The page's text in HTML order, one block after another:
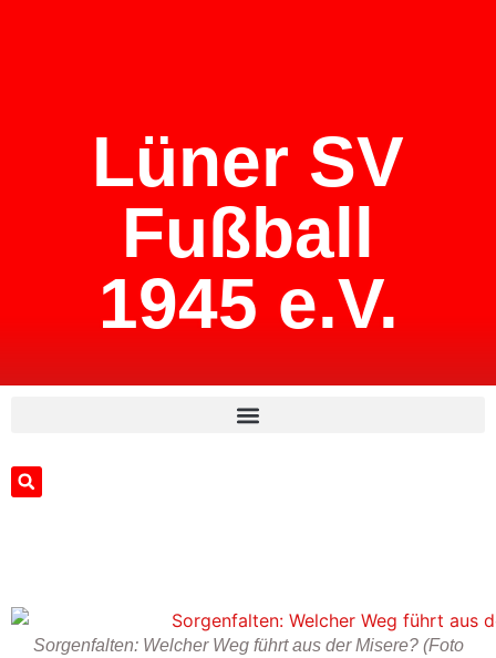
Lüner SV
Fußball
1945 e.V.
Sorgenfalten: Welcher Weg führt aus der Misere? (Foto